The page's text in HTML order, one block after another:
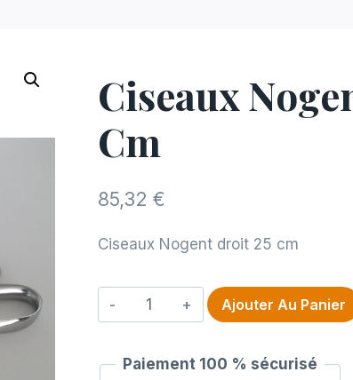
Ciseaux
Cm
85,32 €
Ciseaux Nogent droit 25 cm
quantité
de
Nogent
Ajouter Au Panier
Paiement 100 % sécurisé